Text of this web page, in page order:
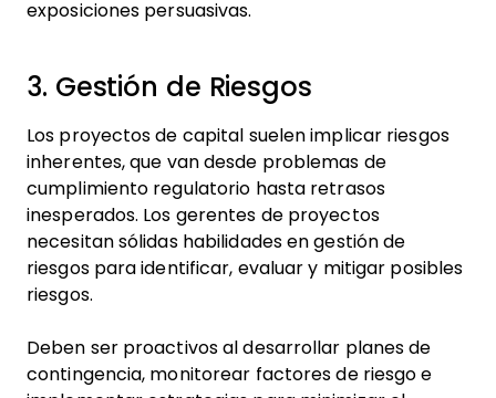
exposiciones persuasivas.
3. Gestión de Riesgos
Los proyectos de capital suelen implicar riesgos
inherentes, que van desde problemas de
cumplimiento regulatorio hasta retrasos
inesperados. Los gerentes de proyectos
necesitan sólidas habilidades en gestión de
riesgos para identificar, evaluar y mitigar posibles
riesgos.
Deben ser proactivos al desarrollar planes de
contingencia, monitorear factores de riesgo e